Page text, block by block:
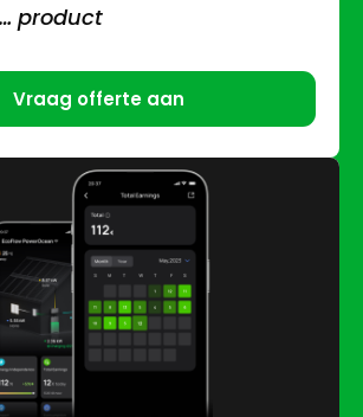
product
Vraag offerte aan